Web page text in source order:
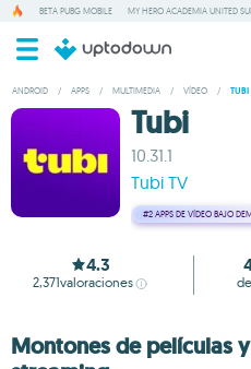
BETA PUBG MOBILE MY HERO ACADEMIA UNITED
ANDROID / APPS / MULTIMEDIA / VÍDEO / TUBI
Tubi
10.31.1
Tubi TV
#2 APPS DE VÍDEO BAJO
4.3
2,371valoraciones
Montones de películas